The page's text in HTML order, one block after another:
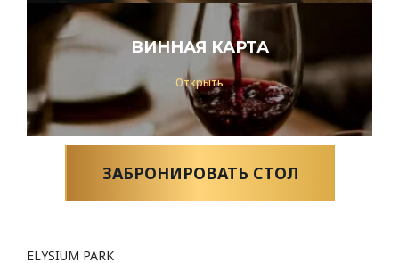
ВИННАЯ КАРТА
Открыть
ЗАБРОНИРОВАТЬ СТОЛ